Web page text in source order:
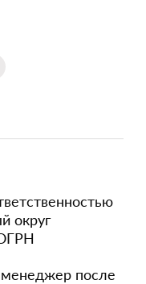
округ
менеджер после